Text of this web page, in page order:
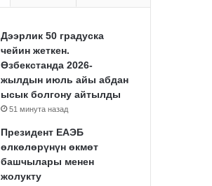
Дээрлик 50 градуска
чейин жеткен.
Өзбекстанда 2026-
жылдын июль айы абдан
ысык болгону айтылды
51 минута назад
Президент ЕАЭБ
өлкөлөрүнүн өкмөт
башчылары менен
жолукту